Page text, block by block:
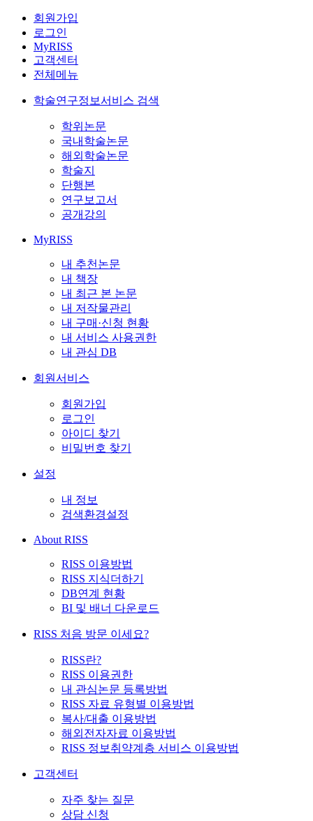
회원가입
로그인
MyRISS
고객센터
전체메뉴
학술연구정보서비스 검색
학위논문
국내학술논문
해외학술논문
학술지
단행본
연구보고서
공개강의
MyRISS
내 추천논문
내 책장
내 최근 본 논문
내 저작물관리
내 구매·신청 현황
내 서비스 사용권한
내 관심 DB
회원서비스
회원가입
로그인
아이디 찾기
비밀번호 찾기
설정
내 정보
검색환경설정
About RISS
RISS 이용방법
RISS 지식더하기
DB연계 현황
BI 및 배너 다운로드
RISS 처음 방문 이세요?
RISS란?
RISS 이용권한
내 관심논문 등록방법
RISS 자료 유형별 이용방법
복사/대출 이용방법
해외전자자료 이용방법
RISS 정보취약계층 서비스 이용방법
고객센터
자주 찾는 질문
상담 신청